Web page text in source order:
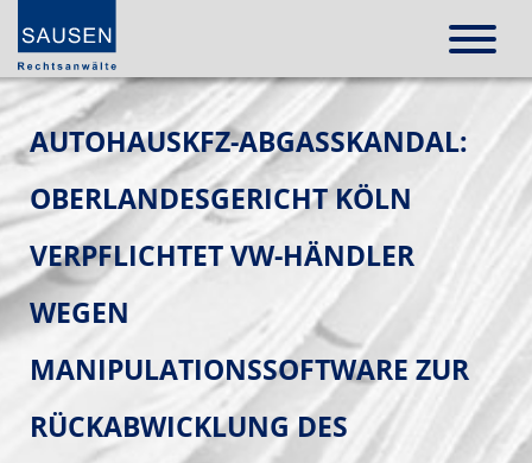
AUTOHAUSKFZ-ABGASSKANDAL:
OBERLANDESGERICHT KÖLN
VERPFLICHTET VW-HÄNDLER
WEGEN
MANIPULATIONSSOFTWARE ZUR
RÜCKABWICKLUNG DES